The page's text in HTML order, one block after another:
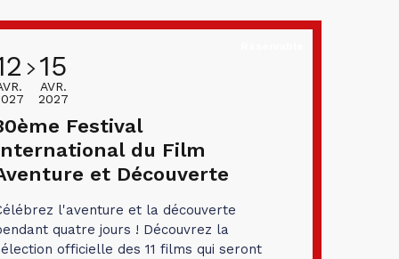
15
AVR.
2027
Festival
du Film
et Découverte
l'aventure et la découverte
quatre jours ! Découvrez la
officielle des 11 films qui seront